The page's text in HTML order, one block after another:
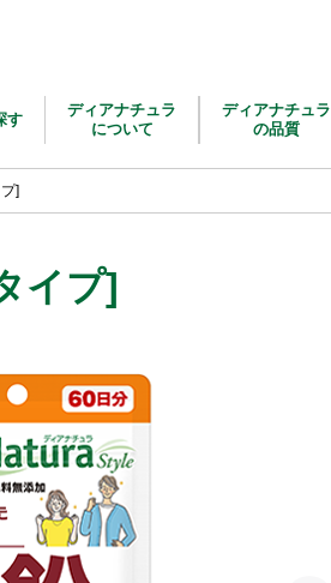
す
ディアナチュラ
について
ディアナチュラ
の品質
]
イプ]